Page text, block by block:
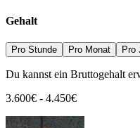
Gehalt
Pro Stunde Pro Monat Pro
Du kannst ein Bruttogehalt
3.600€ - 4.450€